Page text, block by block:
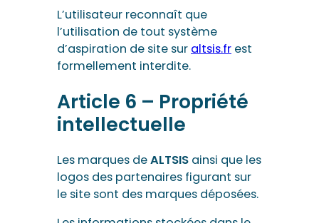
L’utilisateur reconnaît que
l’utilisation de tout système
d’aspiration de site sur altsis.fr est
formellement interdite.
Article 6 – Propriété
intellectuelle
Les marques deALTSIS ainsi que les
logos des partenaires figurant sur
le site sont des marques déposées.